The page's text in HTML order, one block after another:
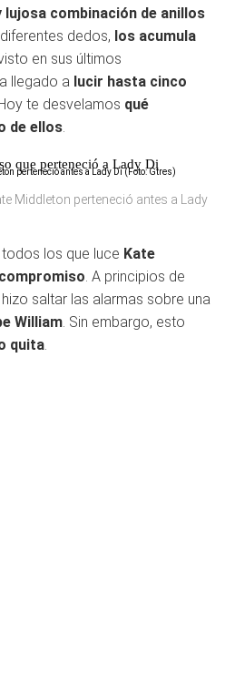
lujosa combinación de anillos
dedos, los acumula
en sus últimos
llegado a lucir hasta cinco
te desvelamos qué
de ellos.
que perteneció a Lady Di
Middleton perteneció antes a Lady
los que luce Kate
. A principios de
saltar las alarmas sobre una
William. Sin embargo, esto
quita.